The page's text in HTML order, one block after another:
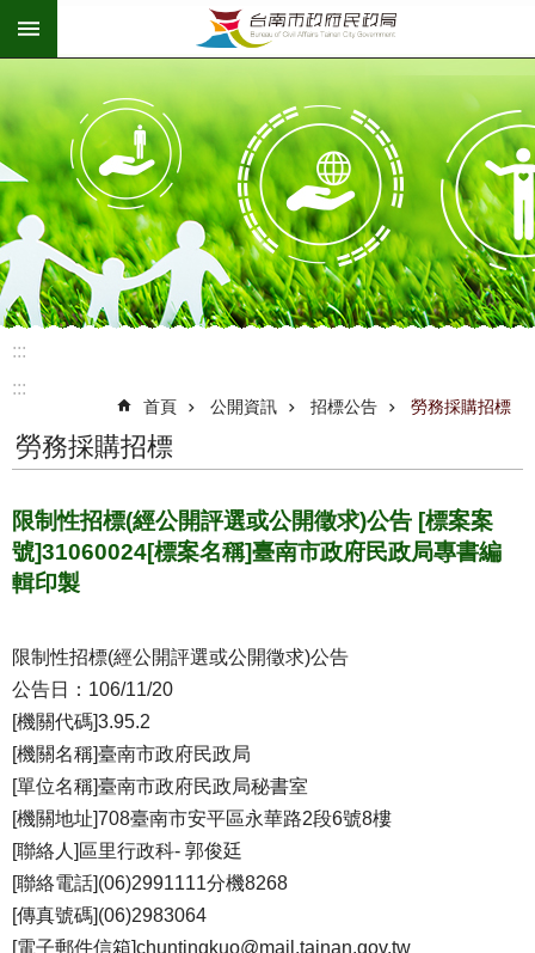
跳到主要內容區塊
:::
:::
首頁 公開資訊 招標公告 勞務採購招標
勞務採購招標
限制性招標(經公開評選或公開徵求)公告 [標案案
號]31060024[標案名稱]臺南市政府民政局專書編
輯印製
限制性招標(經公開評選或公開徵求)公告
公告日：106/11/20
[機關代碼]3.95.2
[機關名稱]臺南市政府民政局
[單位名稱]臺南市政府民政局秘書室
[機關地址]708臺南市安平區永華路2段6號8樓
[聯絡人]區里行政科- 郭俊廷
[聯絡電話](06)2991111分機8268
[傳真號碼](06)2983064
[電子郵件信箱]chuntingkuo@mail.tainan.gov.tw